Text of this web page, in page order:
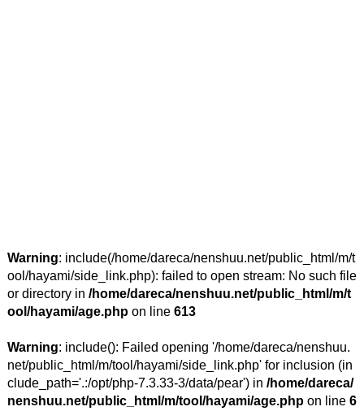
Warning: include(/home/dareca/nenshuu.net/public_html/m/t
ool/hayami/side_link.php): failed to open stream: No such file
or directory in /home/dareca/nenshuu.net/public_html/m/t
ool/hayami/age.phpon line 613
Warning: include(): Failed opening '/home/dareca/nenshuu.
net/public_html/m/tool/hayami/side_link.php' for inclusion (in
clude_path='.:/opt/php-7.3.33-3/data/pear') in /home/dareca/
nenshuu.net/public_html/m/tool/hayami/age.phpon line 6